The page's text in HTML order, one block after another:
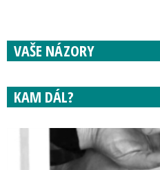
VAŠE NÁZORY
KAM DÁL?